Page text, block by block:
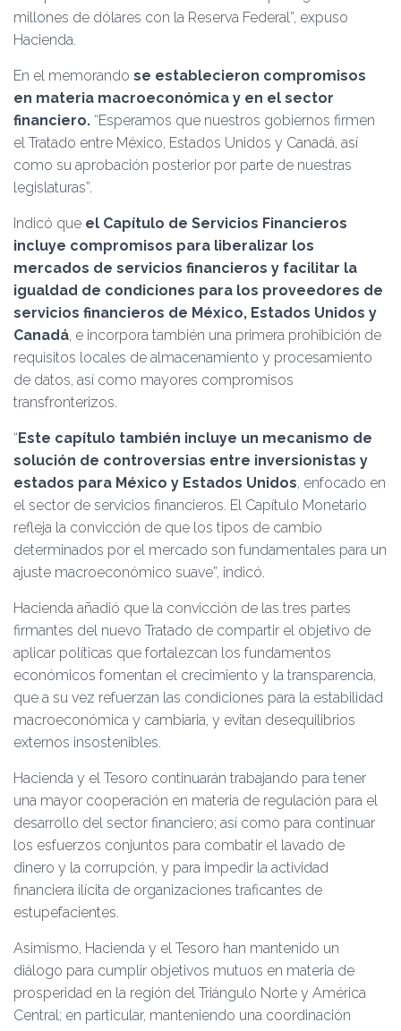
millones de dólares con la Reserva Federal”, expuso
Hacienda.
En el memorando se establecieron compromisos
en materia macroeconómica y en el sector
financiero. “Esperamos que nuestros gobiernos firmen
el Tratado entre México, Estados Unidos y Canadá, así
como su aprobación posterior por parte de nuestras
legislaturas”.
Indicó que el Capítulo de Servicios Financieros
incluye compromisos para liberalizar los
mercados de servicios financieros y facilitar la
igualdad de condiciones para los proveedores de
servicios financieros de México, Estados Unidos y
Canadá, e incorpora también una primera prohibición de
requisitos locales de almacenamiento y procesamiento
de datos, así como mayores compromisos
transfronterizos.
“Este capítulo también incluye un mecanismo de
solución de controversias entre inversionistas y
estados para México y Estados Unidos, enfocado en
el sector de servicios financieros. El Capítulo Monetario
refleja la convicción de que los tipos de cambio
determinados por el mercado son fundamentales para un
ajuste macroeconómico suave”, indicó.
Hacienda añadió que la convicción de las tres partes
firmantes del nuevo Tratado de compartir el objetivo de
aplicar políticas que fortalezcan los fundamentos
económicos fomentan el crecimiento y la transparencia,
que a su vez refuerzan las condiciones para la estabilidad
macroeconómica y cambiaria, y evitan desequilibrios
externos insostenibles.
Hacienda y el Tesoro continuarán trabajando para tener
una mayor cooperación en materia de regulación para el
desarrollo del sector financiero; así como para continuar
los esfuerzos conjuntos para combatir el lavado de
dinero y la corrupción, y para impedir la actividad
financiera ilícita de organizaciones traficantes de
estupefacientes.
Asimismo, Hacienda y el Tesoro han mantenido un
diálogo para cumplir objetivos mutuos en materia de
prosperidad en la región del Triángulo Norte y América
Central; en particular, manteniendo una coordinación